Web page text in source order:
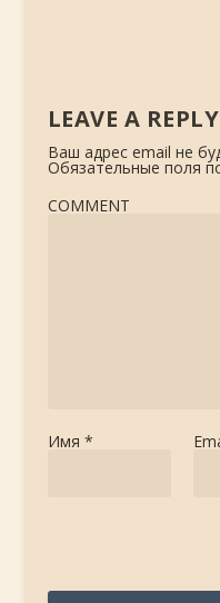
LEAVE A REPLY
Ваш адрес email не
Обязательные поля
COMMENT
Имя *